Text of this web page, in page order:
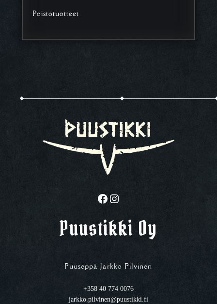
Poistotuotteet
Facebook Instagram
Puustikki Oy
Puuseppä Jarkko Pilvinen
+358 40 774 0076
jarkko.pilvinen@puustikki.fi